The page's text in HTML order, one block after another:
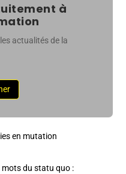
à
actualités de la
en mutation
mots du statu quo :